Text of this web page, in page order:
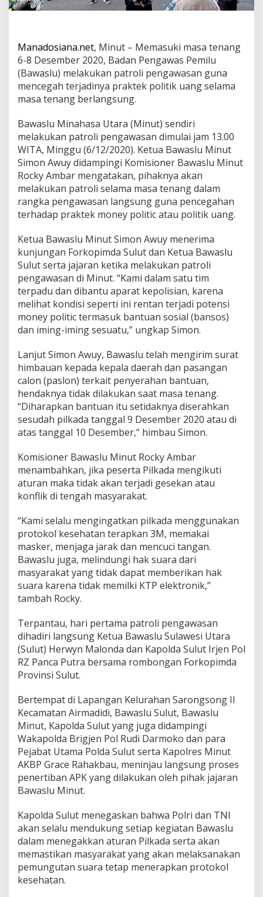
g
r
a
G
e
r
a
t
r
o
l
i
A
w
s
P
o
l
i
t
k
U
n
g
Manadosiana.net, Minut – Memasuki masa tenang
6-8 Desember 2020, Badan Pengawas Pemilu
(Bawaslu) melakukan patroli pengawasan guna
mencegah terjadinya praktek politik uang selama
masa tenang berlangsung.
Bawaslu Minahasa Utara (Minut) sendiri
melakukan patroli pengawasan dimulai jam 13.00
WITA, Minggu (6/12/2020). Ketua Bawaslu Minut
Simon Awuy didampingi Komisioner Bawaslu Minut
Rocky Ambar mengatakan, pihaknya akan
melakukan patroli selama masa tenang dalam
rangka pengawasan langsung guna pencegahan
terhadap praktek money politic atau politik uang.
Ketua Bawaslu Minut Simon Awuy menerima
kunjungan Forkopimda Sulut dan Ketua Bawaslu
Sulut serta jajaran ketika melakukan patroli
pengawasan di Minut. “Kami dalam satu tim
terpadu dan dibantu aparat kepolisian, karena
melihat kondisi seperti ini rentan terjadi potensi
money politic termasuk bantuan sosial (bansos)
dan iming-iming sesuatu,” ungkap Simon.
Lanjut Simon Awuy, Bawaslu telah mengirim surat
himbauan kepada kepala daerah dan pasangan
calon (paslon) terkait penyerahan bantuan,
hendaknya tidak dilakukan saat masa tenang.
“Diharapkan bantuan itu setidaknya diserahkan
sesudah pilkada tanggal 9 Desember 2020 atau di
atas tanggal 10 Desember,” himbau Simon.
Komisioner Bawaslu Minut Rocky Ambar
menambahkan, jika peserta Pilkada mengikuti
aturan maka tidak akan terjadi gesekan atau
konflik di tengah masyarakat.
“Kami selalu mengingatkan pilkada menggunakan
protokol kesehatan terapkan 3M, memakai
masker, menjaga jarak dan mencuci tangan.
Bawaslu juga, melindungi hak suara dari
masyarakat yang tidak dapat memberikan hak
suara karena tidak memilki KTP elektronik,”
tambah Rocky.
Terpantau, hari pertama patroli pengawasan
dihadiri langsung Ketua Bawaslu Sulawesi Utara
(Sulut) Herwyn Malonda dan Kapolda Sulut Irjen Pol
RZ Panca Putra bersama rombongan Forkopimda
Provinsi Sulut.
Bertempat di Lapangan Kelurahan Sarongsong II
Kecamatan Airmadidi, Bawaslu Sulut, Bawaslu
Minut, Kapolda Sulut yang juga didampingi
Wakapolda Brigjen Pol Rudi Darmoko dan para
Pejabat Utama Polda Sulut serta Kapolres Minut
AKBP Grace Rahakbau, meninjau langsung proses
penertiban APK yang dilakukan oleh pihak jajaran
Bawaslu Minut.
Kapolda Sulut menegaskan bahwa Polri dan TNI
akan selalu mendukung setiap kegiatan Bawaslu
dalam menegakkan aturan Pilkada serta akan
memastikan masyarakat yang akan melaksanakan
pemungutan suara tetap menerapkan protokol
kesehatan.